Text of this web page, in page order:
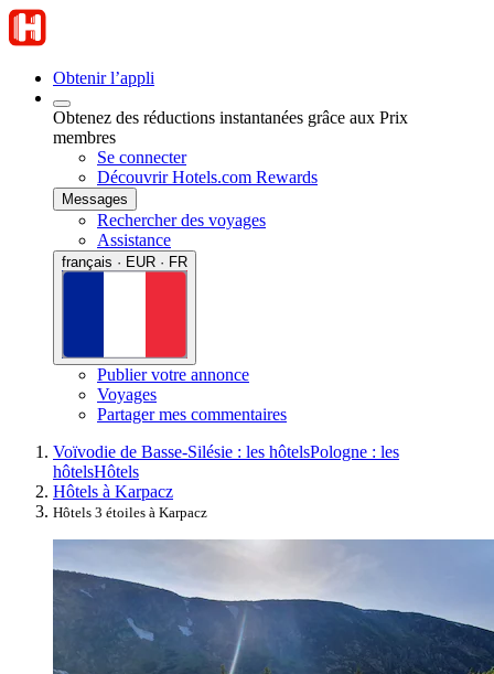
Obtenir l’appli
Obtenez des réductions instantanées grâce aux Prix
membres
Se connecter
Découvrir Hotels.com Rewards
Messages
Rechercher des voyages
Assistance
français · EUR · FR
Publier votre annonce
Voyages
Partager mes commentaires
Voïvodie de Basse-Silésie : les hôtelsPologne : les
hôtelsHôtels
Hôtels à Karpacz
Hôtels 3 étoiles à Karpacz